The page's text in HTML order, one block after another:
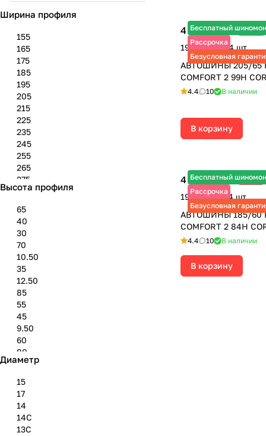
Бесплатный
Рассрочка
Безусловная
4 750 ₽6 690 ₽ -29%
19 000 ₽ за 4 шт.
АВТОШИНЫ 205/65
COMFORT 2 99H
4.4 10 В наличии
В корзину
Бесплатный
Рассрочка
Безусловная
4 825 ₽5 420 ₽ -11%
19 300 ₽ за 4 шт.
АВТОШИНЫ 185/60
COMFORT 2 84H
4.4 10 В наличии
В корзину
Ширина профиля
155
165
175
185
195
205
215
225
235
245
255
265
275
285
305
315
325
30''
31''
33''
Высота профиля
65
40
30
70
10.50
35
12.50
85
55
45
9.50
60
80
50
Диаметр
15
17
14
14C
13C